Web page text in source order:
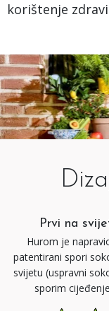
korištenje
Prvi na
Hurom je
patentirani spori
svijetu (uspravni
sporim